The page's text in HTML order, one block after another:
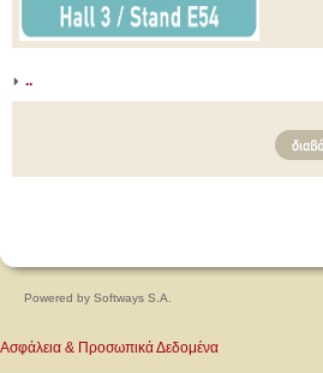
..
Powered by Softways S.A.
Ασφάλεια & Προσωπικά Δεδομένα